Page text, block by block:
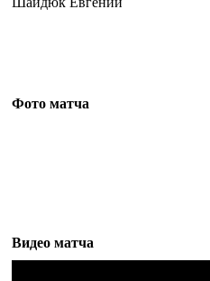
Фото матча
Видео матча